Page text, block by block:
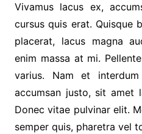
Vivamus lacus ex,
cursus quis erat. Quisque
placerat, lacus magna
enim massa at mi.
varius. Nam et
accumsan justo, sit amet
Donec vitae pulvinar elit.
semper quis, pharetra vel